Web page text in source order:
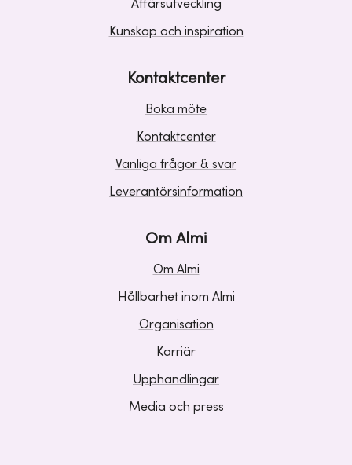
Affärsutveckling
Kunskap och inspiration
Kontaktcenter
Boka möte
Kontaktcenter
Vanliga frågor & svar
Leverantörsinformation
Om Almi
Om Almi
Hållbarhet inom Almi
Organisation
Karriär
Upphandlingar
Media och press